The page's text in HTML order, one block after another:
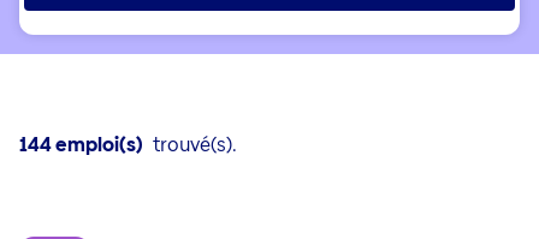
144 emploi(s) trouvé(s).